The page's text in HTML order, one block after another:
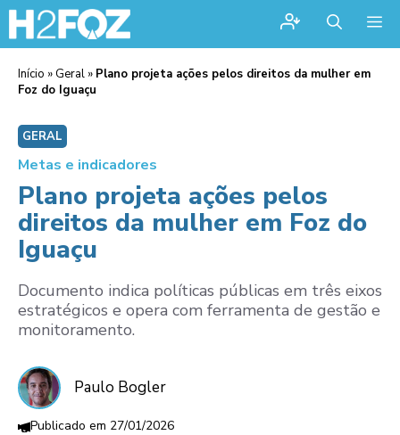
Início » Geral » Plano projeta ações pelos direitos da mulher em
Foz do Iguaçu
GERAL
Metas e indicadores
Plano projeta ações pelos
direitos da mulher em Foz do
Iguaçu
Documento indica políticas públicas em três eixos
estratégicos e opera com ferramenta de gestão e
monitoramento.
Paulo Bogler
27/01/2026